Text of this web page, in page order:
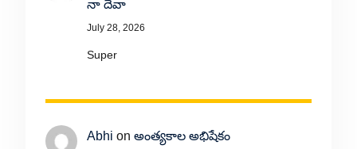
నా దేవా
July 28, 2026
Super
Abhi on అంత్యకాల అభిషేకం